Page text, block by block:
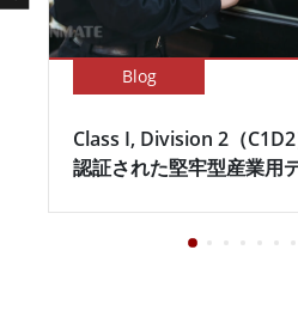
Blog
Class I, Division 2（
認証された堅牢型産業用